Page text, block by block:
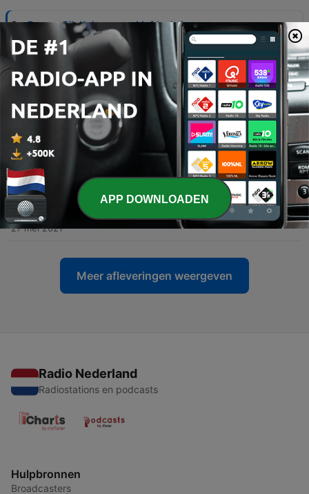
8 - Bonus: Rik Kuiper over Liefdesbrieven van een
kampbeul, het boek
16 feb. 2025
7 - I. De doos van Pandora
6 - II. Beul in Amersfoort
27 mei 2021
III. Het Bijzonder Gerechtshof
27 mei 2021
4 - IV. Zeven jaar eenzaamheid
27 mei 2021
Meer afleveringen weergeven
Radio Nederland
Radiostations en podcasts
Hulpbronnen
Broadcasters
APP DOWNLOADEN